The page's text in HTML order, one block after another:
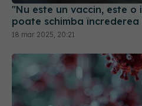
18 mar 2025, 20:21